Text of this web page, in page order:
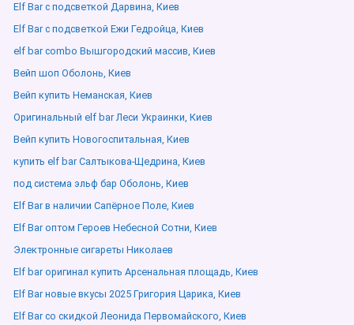
Elf Bar с подсветкой Дарвина, Киев
Elf Bar с подсветкой Ежи Гедройца, Киев
elf bar combo Вышгородский массив, Киев
Вейп шоп Оболонь, Киев
Вейп купить Неманская, Киев
Оригинальный elf bar Леси Украинки, Киев
Вейп купить Новогоспитальная, Киев
купить elf bar Салтыкова-Щедрина, Киев
под система эльф бар Оболонь, Киев
Elf Bar в наличии Сапёрное Поле, Киев
Elf Bar оптом Героев Небесной Сотни, Киев
Электронные сигареты Николаев
Elf bar оригинал купить Арсенальная площадь, Киев
Elf Bar новые вкусы 2025 Григория Царика, Киев
Elf Bar со скидкой Леонида Первомайского, Киев